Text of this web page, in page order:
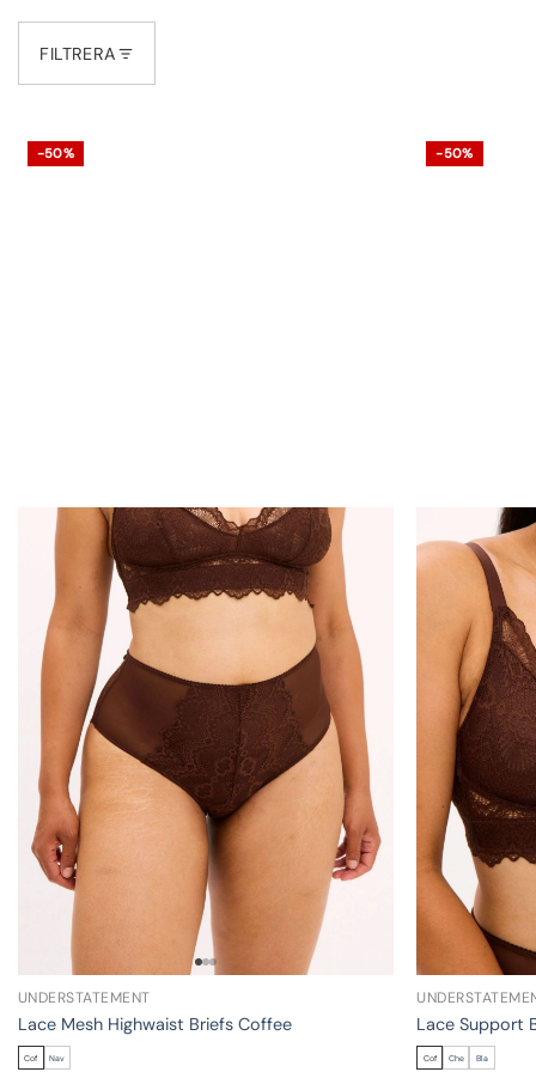
FILTRERA
-50%
UNDERSTATEMENT
Lace Mesh Highwaist Briefs Coffee
Cof Nav
-50%
Lace Support
Cof Che Bla